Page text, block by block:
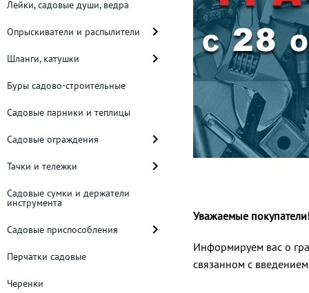
Лейки, садовые души, ведра
Опрыскиватели и распылители
Шланги, катушки
Буры садово-строительные
Садовые парники и теплицы
Садовые ограждения
Тачки и тележки
Садовые сумки и держатели
инструмента
Садовые приспособления
Перчатки садовые
Черенки
Уважаемые
Информируем вас о
связанном с